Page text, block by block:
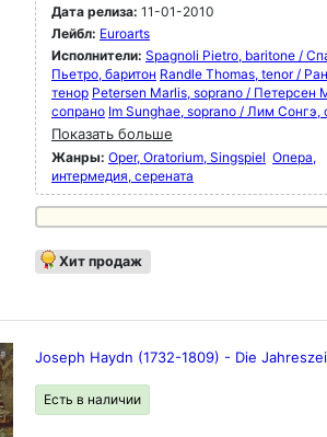
Дата релиза: 11-01-2010
Лейбл: Euroarts
Исполнители: Spagnoli Pietro, baritone /
Пьетро, баритон Randle Thomas, tenor /
тенор Petersen Marlis, soprano / Петерсен
сопрано Im Sunghae, soprano / Лим Сонгэ,
Показать больше
Жанры: Oper, Oratorium, Singspiel Опера,
интермедия, серената
Хит продаж
Joseph Haydn (1732-1809) - Die
Есть в наличии